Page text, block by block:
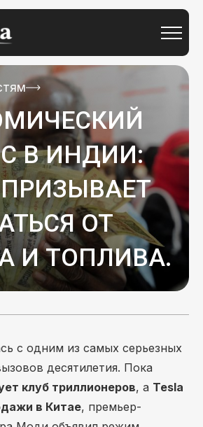
В ИНДИИ:
ОТ
И ТОПЛИВА.
с одним из самых серьезных
десятилетия. Пока
клуб триллионеров, а Tesla
в Китае, премьер-